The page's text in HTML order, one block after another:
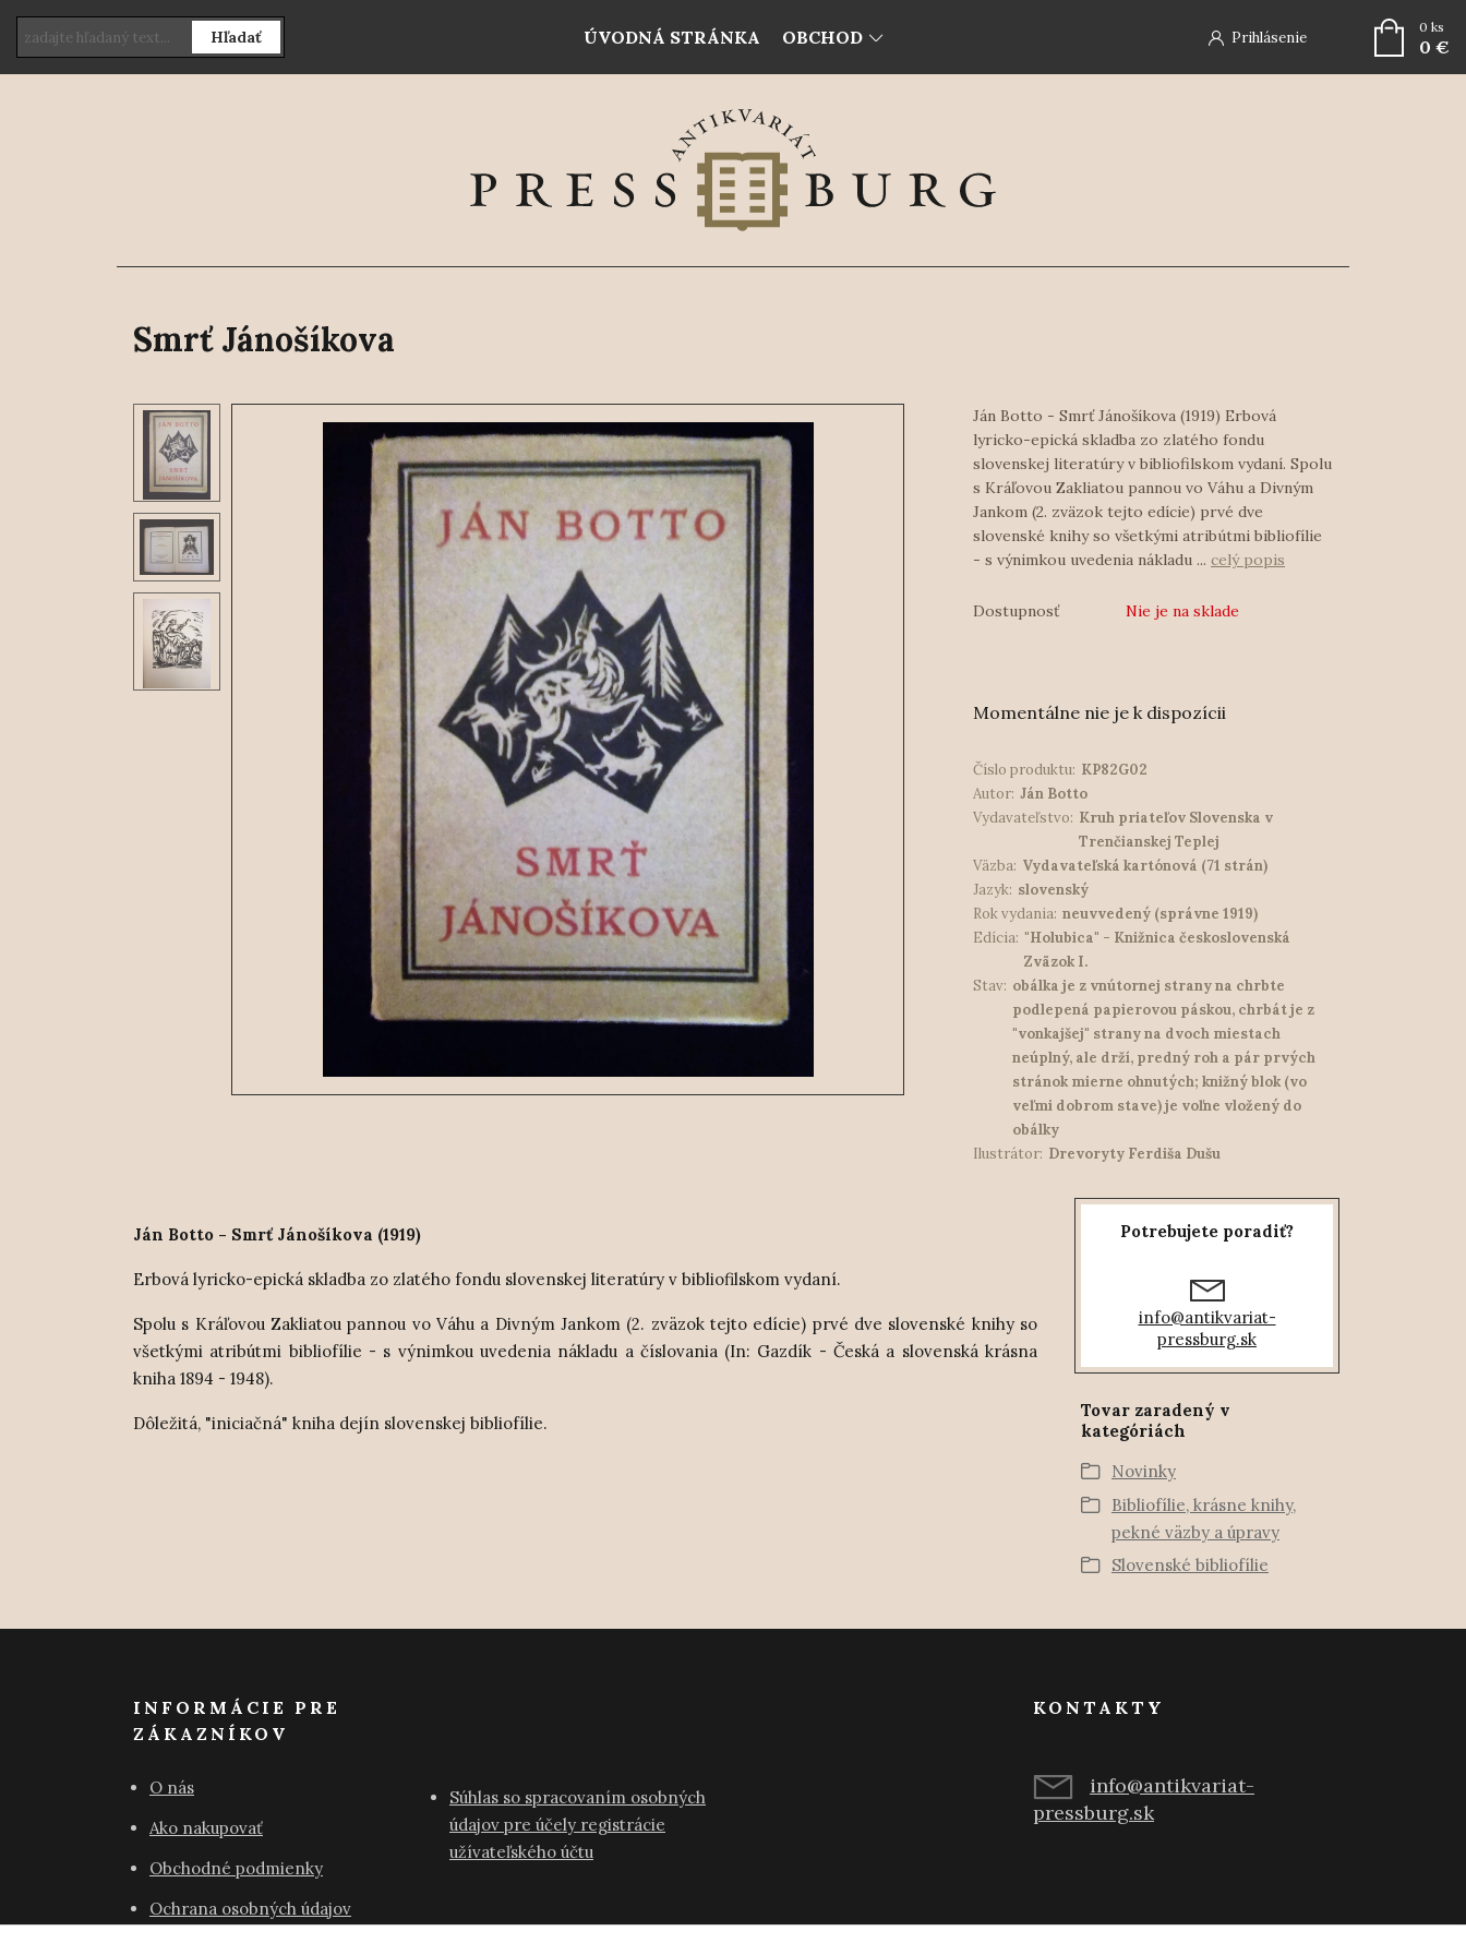
ÚVODNÁ STRÁNKA OBCHOD Prihlásenie
Hľadať
0 ks
0 €
Smrť Jánošíkova
Ján Botto - Smrť Jánošíkova (1919) Erbová
lyricko-epická skladba zo zlatého fondu
slovenskej literatúry v bibliofilskom vydaní. Spolu
s Kráľovou Zakliatou pannou vo Váhu a Divným
Jankom (2. zväzok tejto edície) prvé dve
slovenské knihy so všetkými atribútmi bibliofílie
- s výnimkou uvedenia nákladu ... celý popis
Dostupnosť Nie je na sklade
Momentálne nie je k dispozícii
Číslo produktu: KP82G02
Autor: Ján Botto
Vydavateľstvo: Kruh priateľov Slovenska v
Trenčianskej Teplej
Väzba: Vydavateľská kartónová (71 strán)
Jazyk: slovenský
Rok vydania: neuvvedený (správne 1919)
Edícia: "Holubica" - Knižnica československá
Zväzok I.
Stav: obálka je z vnútornej strany na chrbte
podlepená papierovou páskou, chrbát je z
"vonkajšej" strany na dvoch miestach
neúplný, ale drží, predný roh a pár prvých
stránok mierne ohnutých; knižný blok (vo
veľmi dobrom stave) je voľne vložený do
obálky
Ilustrátor: Drevoryty Ferdiša Dušu
Ján Botto - Smrť Jánošíkova (1919)
Erbová lyricko-epická skladba zo zlatého fondu slovenskej literatúry v bibliofilskom vydaní.
Spolu s Kráľovou Zakliatou pannou vo Váhu a Divným Jankom (2. zväzok tejto edície) prvé dve slovenské knihy so
všetkými atribútmi bibliofílie - s výnimkou uvedenia nákladu a číslovania (In: Gazdík - Česká a slovenská krásna
kniha 1894 - 1948).
Dôležitá, "iniciačná" kniha dejín slovenskej bibliofílie.
Potrebujete poradiť?
info@antikvariat-
pressburg.sk
Tovar zaradený v
kategóriách
Novinky
Bibliofílie, krásne knihy,
pekné väzby a úpravy
Slovenské bibliofílie
INFORMÁCIE PRE
ZÁKAZNÍKOV
O nás
Ako nakupovať
Obchodné podmienky
Ochrana osobných údajov
Súhlas so spracovaním osobných
údajov pre účely registrácie
užívateľského účtu
KONTAKTY
info@antikvariat-
pressburg.sk